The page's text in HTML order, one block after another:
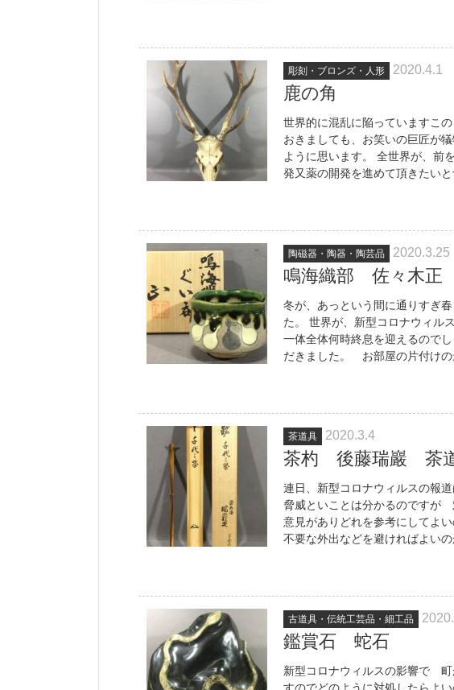
彫刻・ブロンズ・人形 2020.4.1
鹿の角
世界的に混乱に陥っていますこ
おきましても、お笑いの巨匠が
ように思います。 全世界が、前
発又薬の開発を進めて頂きたい
陶磁器・陶器・陶芸品 2020.3.25
鳴海織部 佐々木正
冬が、あっという間に通りすぎ
た。 世界が、新型コロナウィル
一体全体何時終息を迎えるので
だきました。 お部屋の片付けの
茶道具 2020.3.4
茶杓 後藤瑞巖 茶
連日、新型コロナウィルスの報
脅威といことは分かるのですが
意見がありどれを参考にしてよ
不要な外出などを避ければよい
古道具・伝統工芸品・細工品
鑑賞石 蛇石
新型コロナウィルスの影響で